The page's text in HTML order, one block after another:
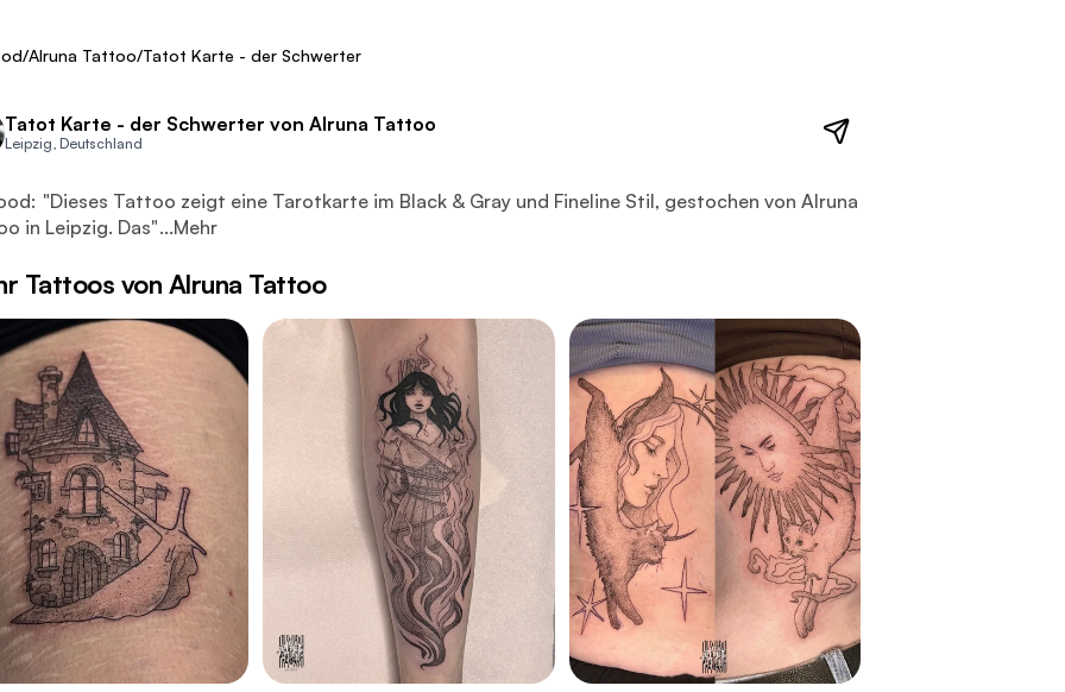
/Alruna Tattoo/Tatot Karte - der Schwerter
Tatot Karte - der Schwerter von Alruna Tattoo
Leipzig, Deutschland
Tattoo zeigt eine Tarotkarte im Black & Gray und Fineline Stil, gestochen von Alruna Tattoo in Leipzig. Das Motiv
"Dieses Tattoo zeigt eine Tarotkarte im Black & Gray und Fineline Stil, gestochen von Alruna
in Leipzig. Das"...Mehr
Tattoos von Alruna Tattoo